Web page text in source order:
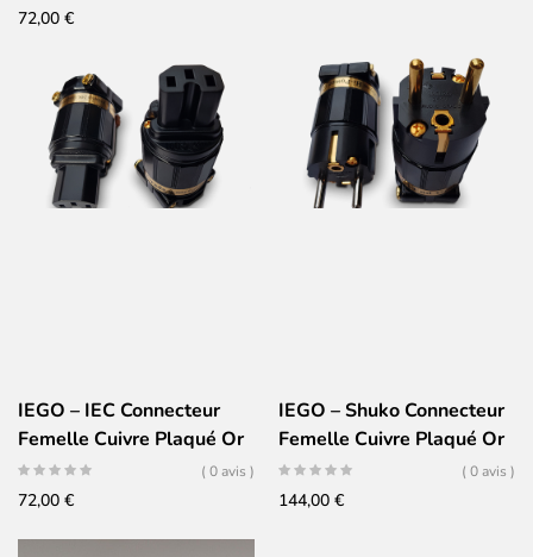
72,00 €
IEGO – IEC Connecteur
Femelle Cuivre Plaqué Or
24K – Ti2020
( 0 avis )
72,00 €
IEGO – Shuko Connecteur
Femelle Cuivre Plaqué Or
24K – Ti2020
( 0 avis )
144,00 €